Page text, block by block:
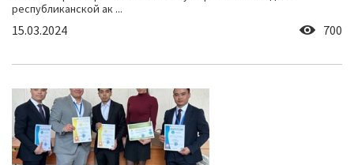
республиканской ак ...
15.03.2024 700